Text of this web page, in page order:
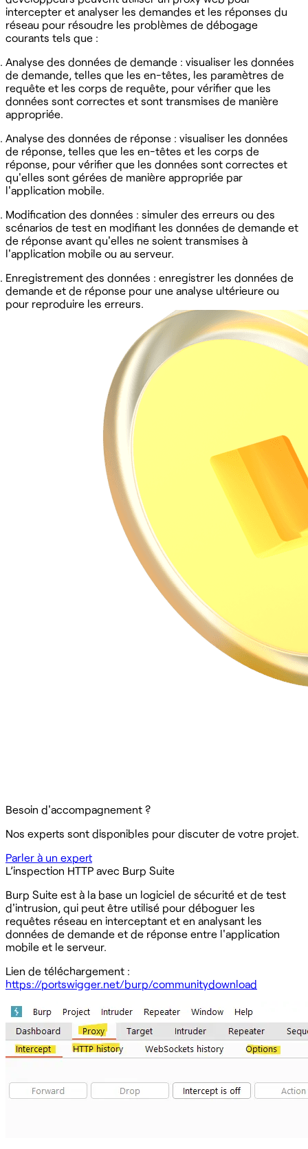
intercepter et analyser les demandes et les réponses du
réseau pour résoudre les problèmes de débogage
courants tels que :
Analyse des données de demande : visualiser les données
de demande, telles que les en-têtes, les paramètres de
requête et les corps de requête, pour vérifier que les
données sont correctes et sont transmises de manière
appropriée.
Analyse des données de réponse : visualiser les données
de réponse, telles que les en-têtes et les corps de
réponse, pour vérifier que les données sont correctes et
qu'elles sont gérées de manière appropriée par
l'application mobile.
Modification des données : simuler des erreurs ou des
scénarios de test en modifiant les données de demande et
de réponse avant qu'elles ne soient transmises à
l'application mobile ou au serveur.
Enregistrement des données : enregistrer les données de
demande et de réponse pour une analyse ultérieure ou
pour reproduire les erreurs.
Besoin d'accompagnement ?
Nos experts sont disponibles pour discuter de votre projet.
Parler à un expert
L’inspection HTTP avec Burp Suite
Burp Suite est à la base un logiciel de sécurité et de test
d'intrusion, qui peut être utilisé pour déboguer les
requêtes réseau en interceptant et en analysant les
données de demande et de réponse entre l'application
mobile et le serveur.
Lien de téléchargement :
https://portswigger.net/burp/communitydownload